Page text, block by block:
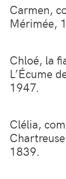
Carmen,
Mérimée,
Chloé, la
L’Écume
1947.
Clélia,
1839.